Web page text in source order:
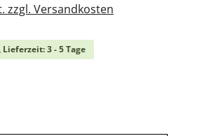
zzgl. Versandkosten
3 - 5 Tage